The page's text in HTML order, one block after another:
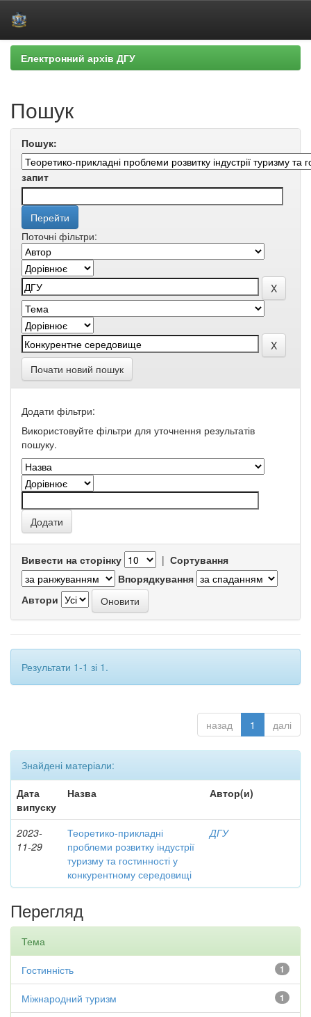
Skip
navigation
Електронний архів ДГУ
Пошук
Пошук:
запит
Поточні фільтри:
Почати новий пошук
Додати фільтри:
Використовуйте фільтри для уточнення результатів
пошуку.
Вивести на сторінку | Сортування
Впорядкування
Автори
Результати 1-1 зі 1.
назад 1 далі
Знайдені матеріали:
Дата
випуску
Назва Автор(и)
2023-
11-29
Теоретико-прикладні
проблеми розвитку індустрії
туризму та гостинності у
конкурентному середовищі
ДГУ
Перегляд
Тема
1
Гостинність
1
Міжнародний туризм